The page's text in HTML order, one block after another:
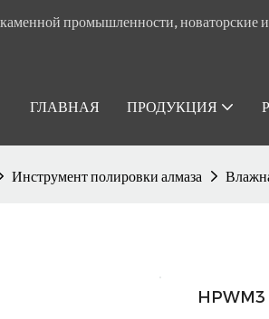
промышленности, новаторские
ГЛАВНАЯ ПРОДУКЦИЯ
Инструмент полировки алмаза
HPWM3